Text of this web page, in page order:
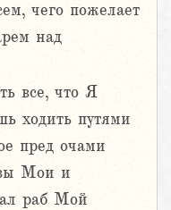
чего пожелает
над
все, что Я
ходить путями
пред очами
Мои и
раб Мой